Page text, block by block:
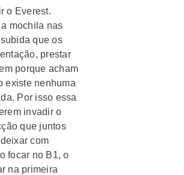
o Everest.
mochila nas
que os
prestar
porque acham
existe nenhuma
Por isso essa
invadir o
que juntos
com
focar no B1, o
na primeira